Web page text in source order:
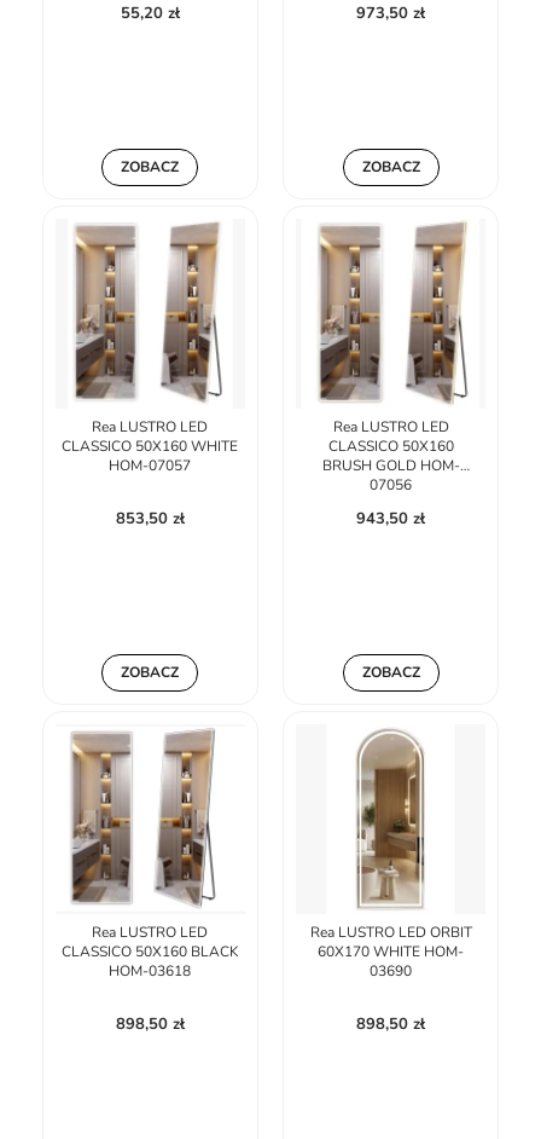
55,20 zł
ZOBACZ
973,50 zł
ZOBACZ
Rea LUSTRO LED
CLASSICO 50X160 WHITE
HOM-07057
853,50 zł
ZOBACZ
Rea LUSTRO LED
CLASSICO 50X160
BRUSH GOLD HOM-
07056
943,50 zł
ZOBACZ
Rea LUSTRO LED
CLASSICO 50X160 BLACK
HOM-03618
898,50 zł
Rea LUSTRO LED ORBIT
60X170 WHITE HOM-
03690
898,50 zł